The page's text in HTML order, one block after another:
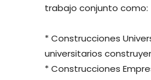
trabajo conjunto como:
* Construcciones
universitarios
* Construcciones